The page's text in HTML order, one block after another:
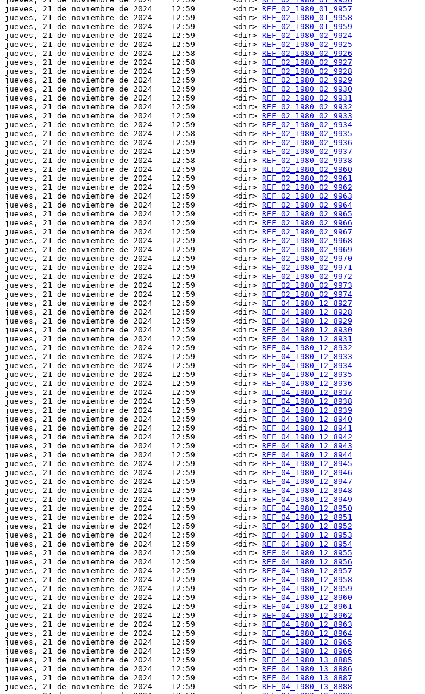
jueves, 21 de noviembre de 2024    12:59        <dir> REF_02_1980_01_9957
jueves, 21 de noviembre de 2024    12:59        <dir> REF_02_1980_01_9958
jueves, 21 de noviembre de 2024    12:59        <dir> REF_02_1980_01_9959
jueves, 21 de noviembre de 2024    12:59        <dir> REF_02_1980_02_9924
jueves, 21 de noviembre de 2024    12:59        <dir> REF_02_1980_02_9925
jueves, 21 de noviembre de 2024    12:58        <dir> REF_02_1980_02_9926
jueves, 21 de noviembre de 2024    12:58        <dir> REF_02_1980_02_9927
jueves, 21 de noviembre de 2024    12:59        <dir> REF_02_1980_02_9928
jueves, 21 de noviembre de 2024    12:59        <dir> REF_02_1980_02_9929
jueves, 21 de noviembre de 2024    12:59        <dir> REF_02_1980_02_9930
jueves, 21 de noviembre de 2024    12:59        <dir> REF_02_1980_02_9931
jueves, 21 de noviembre de 2024    12:59        <dir> REF_02_1980_02_9932
jueves, 21 de noviembre de 2024    12:59        <dir> REF_02_1980_02_9933
jueves, 21 de noviembre de 2024    12:59        <dir> REF_02_1980_02_9934
jueves, 21 de noviembre de 2024    12:58        <dir> REF_02_1980_02_9935
jueves, 21 de noviembre de 2024    12:59        <dir> REF_02_1980_02_9936
jueves, 21 de noviembre de 2024    12:59        <dir> REF_02_1980_02_9937
jueves, 21 de noviembre de 2024    12:58        <dir> REF_02_1980_02_9938
jueves, 21 de noviembre de 2024    12:59        <dir> REF_02_1980_02_9960
jueves, 21 de noviembre de 2024    12:59        <dir> REF_02_1980_02_9961
jueves, 21 de noviembre de 2024    12:59        <dir> REF_02_1980_02_9962
jueves, 21 de noviembre de 2024    12:59        <dir> REF_02_1980_02_9963
jueves, 21 de noviembre de 2024    12:59        <dir> REF_02_1980_02_9964
jueves, 21 de noviembre de 2024    12:59        <dir> REF_02_1980_02_9965
jueves, 21 de noviembre de 2024    12:59        <dir> REF_02_1980_02_9966
jueves, 21 de noviembre de 2024    12:59        <dir> REF_02_1980_02_9967
jueves, 21 de noviembre de 2024    12:59        <dir> REF_02_1980_02_9968
jueves, 21 de noviembre de 2024    12:59        <dir> REF_02_1980_02_9969
jueves, 21 de noviembre de 2024    12:59        <dir> REF_02_1980_02_9970
jueves, 21 de noviembre de 2024    12:59        <dir> REF_02_1980_02_9971
jueves, 21 de noviembre de 2024    12:59        <dir> REF_02_1980_02_9972
jueves, 21 de noviembre de 2024    12:59        <dir> REF_02_1980_02_9973
jueves, 21 de noviembre de 2024    12:59        <dir> REF_02_1980_02_9974
jueves, 21 de noviembre de 2024    12:59        <dir> REF_04_1980_12_8927
jueves, 21 de noviembre de 2024    12:59        <dir> REF_04_1980_12_8928
jueves, 21 de noviembre de 2024    12:59        <dir> REF_04_1980_12_8929
jueves, 21 de noviembre de 2024    12:59        <dir> REF_04_1980_12_8930
jueves, 21 de noviembre de 2024    12:59        <dir> REF_04_1980_12_8931
jueves, 21 de noviembre de 2024    12:59        <dir> REF_04_1980_12_8932
jueves, 21 de noviembre de 2024    12:59        <dir> REF_04_1980_12_8933
jueves, 21 de noviembre de 2024    12:59        <dir> REF_04_1980_12_8934
jueves, 21 de noviembre de 2024    12:59        <dir> REF_04_1980_12_8935
jueves, 21 de noviembre de 2024    12:59        <dir> REF_04_1980_12_8936
jueves, 21 de noviembre de 2024    12:59        <dir> REF_04_1980_12_8937
jueves, 21 de noviembre de 2024    12:59        <dir> REF_04_1980_12_8938
jueves, 21 de noviembre de 2024    12:59        <dir> REF_04_1980_12_8939
jueves, 21 de noviembre de 2024    12:59        <dir> REF_04_1980_12_8940
jueves, 21 de noviembre de 2024    12:59        <dir> REF_04_1980_12_8941
jueves, 21 de noviembre de 2024    12:59        <dir> REF_04_1980_12_8942
jueves, 21 de noviembre de 2024    12:59        <dir> REF_04_1980_12_8943
jueves, 21 de noviembre de 2024    12:59        <dir> REF_04_1980_12_8944
jueves, 21 de noviembre de 2024    12:59        <dir> REF_04_1980_12_8945
jueves, 21 de noviembre de 2024    12:59        <dir> REF_04_1980_12_8946
jueves, 21 de noviembre de 2024    12:59        <dir> REF_04_1980_12_8947
jueves, 21 de noviembre de 2024    12:59        <dir> REF_04_1980_12_8948
jueves, 21 de noviembre de 2024    12:59        <dir> REF_04_1980_12_8949
jueves, 21 de noviembre de 2024    12:59        <dir> REF_04_1980_12_8950
jueves, 21 de noviembre de 2024    12:59        <dir> REF_04_1980_12_8951
jueves, 21 de noviembre de 2024    12:59        <dir> REF_04_1980_12_8952
jueves, 21 de noviembre de 2024    12:59        <dir> REF_04_1980_12_8953
jueves, 21 de noviembre de 2024    12:59        <dir> REF_04_1980_12_8954
jueves, 21 de noviembre de 2024    12:59        <dir> REF_04_1980_12_8955
jueves, 21 de noviembre de 2024    12:59        <dir> REF_04_1980_12_8956
jueves, 21 de noviembre de 2024    12:59        <dir> REF_04_1980_12_8957
jueves, 21 de noviembre de 2024    12:59        <dir> REF_04_1980_12_8958
jueves, 21 de noviembre de 2024    12:59        <dir> REF_04_1980_12_8959
jueves, 21 de noviembre de 2024    12:59        <dir> REF_04_1980_12_8960
jueves, 21 de noviembre de 2024    12:59        <dir> REF_04_1980_12_8961
jueves, 21 de noviembre de 2024    12:59        <dir> REF_04_1980_12_8962
jueves, 21 de noviembre de 2024    12:59        <dir> REF_04_1980_12_8963
jueves, 21 de noviembre de 2024    12:59        <dir> REF_04_1980_12_8964
jueves, 21 de noviembre de 2024    12:59        <dir> REF_04_1980_12_8965
jueves, 21 de noviembre de 2024    12:59        <dir> REF_04_1980_12_8966
jueves, 21 de noviembre de 2024    12:59        <dir> REF_04_1980_13_8885
jueves, 21 de noviembre de 2024    12:59        <dir> REF_04_1980_13_8886
jueves, 21 de noviembre de 2024    12:59        <dir> REF_04_1980_13_8887
jueves, 21 de noviembre de 2024    12:59        <dir> REF_04_1980_13_8888